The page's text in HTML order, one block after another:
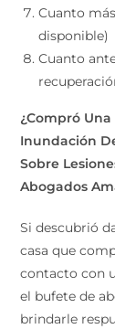
Cuanto
disponible)
Cuanto
¿Compró
Inundación
Sobre
Abogados
Si descubrió
casa que
contacto con
el bufete de
brindarle